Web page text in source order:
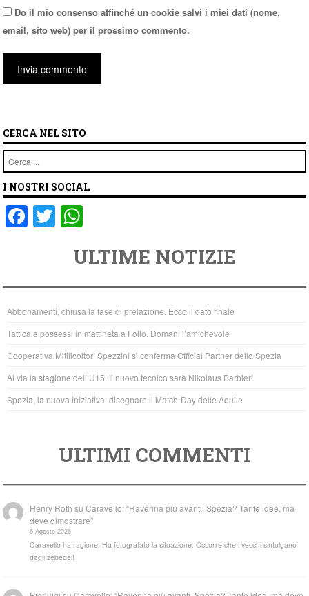
Do il mio consenso affinché un cookie salvi i miei dati (nome,
email, sito web) per il prossimo commento.
CERCA NEL SITO
Cerca
I NOSTRI SOCIAL
F
a
e
b
o
o
k
T
wi
er
at
s
A
p
p
ULTIME NOTIZIE
Abbonamenti, chiusa la fase di prelazione. Ecco il dato finale
Tattica e possessi in mattinata a Follo. Domani l’amichevole
Cooperativa Mitilicoltori Spezzini si conferma Official Partner dello Spezia
Al via la stagione dell’U15. Il nuovo tecnico sarà Nikolaus Barbieri
Spezia, la nuova iniziativa: disegnare il Match-Day delle Aquile
ULTIMI COMMENTI
Henry Roth suCaravello: “Ravenna più avanti. Spezia? Tante idee, ma
deve dimostrare”
6 Agosto 2026
Caravello ha ragione. Ha fotografato la situazione. Occorre che i vecchi sintolgano
dagli zebedei!